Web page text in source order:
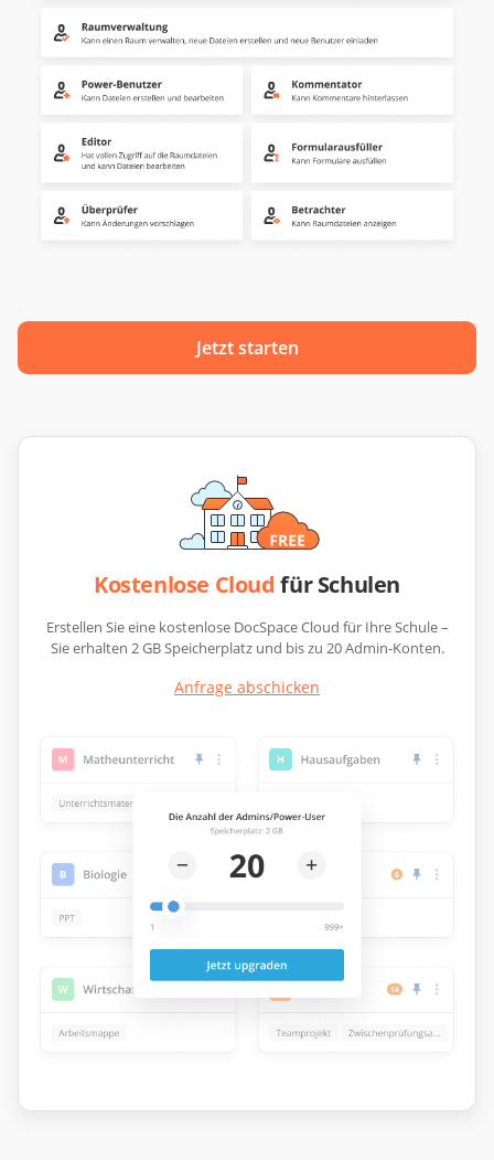
Jetzt starten
Kostenlose Cloud für Schulen
Erstellen Sie eine kostenlose DocSpace Cloud für Ihre Schule –
Sie erhalten 2 GB Speicherplatz und bis zu 20 Admin-Konten.
Anfrage abschicken